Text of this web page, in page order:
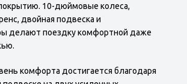
10-дюймовые колеса,
двойная подвеска и
делают поездку комфортной даже
комфорта достигается благодаря